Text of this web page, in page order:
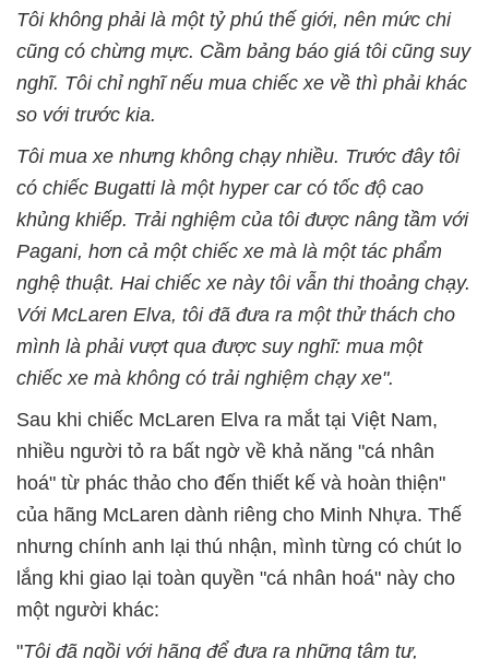
Tôi không phải là một tỷ phú thế giới, nên mức chi
cũng có chừng mực. Cầm bảng báo giá tôi cũng suy
nghĩ. Tôi chỉ nghĩ nếu mua chiếc xe về thì phải khác
so với trước kia.
Tôi mua xe nhưng không chạy nhiều. Trước đây tôi
có chiếc Bugatti là một hyper car có tốc độ cao
khủng khiếp. Trải nghiệm của tôi được nâng tầm với
Pagani, hơn cả một chiếc xe mà là một tác phẩm
nghệ thuật. Hai chiếc xe này tôi vẫn thi thoảng chạy.
Với McLaren Elva, tôi đã đưa ra một thử thách cho
mình là phải vượt qua được suy nghĩ: mua một
chiếc xe mà không có trải nghiệm chạy xe".
Sau khi chiếc McLaren Elva ra mắt tại Việt Nam,
nhiều người tỏ ra bất ngờ về khả năng "cá nhân
hoá" từ phác thảo cho đến thiết kế và hoàn thiện"
của hãng McLaren dành riêng cho Minh Nhựa. Thế
nhưng chính anh lại thú nhận, mình từng có chút lo
lắng khi giao lại toàn quyền "cá nhân hoá" này cho
một người khác:
"Tôi đã ngồi với hãng để đưa ra những tâm tư,